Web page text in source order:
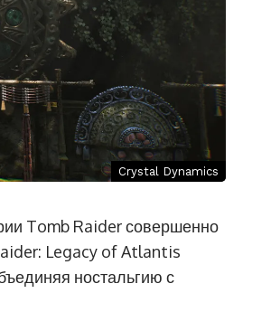
Crystal Dynamics
Tomb Raider совершенно
Legacy of Atlantis
ностальгию с